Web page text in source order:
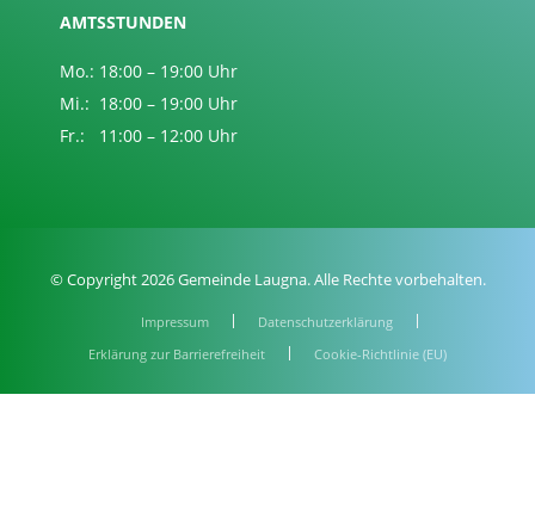
AMTSSTUNDEN
Mo.: 18:00 – 19:00 Uhr
Mi.: 18:00 – 19:00 Uhr
Fr.: 11:00 – 12:00 Uhr
© Copyright 2026 Gemeinde Laugna. Alle Rechte vorbehalten.
Impressum
Datenschutzerklärung
Erklärung zur Barrierefreiheit
Cookie-Richtlinie (EU)